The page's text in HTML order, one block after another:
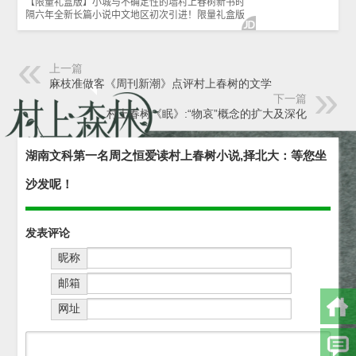
上一篇
麻枝准做客《周刊新潮》点评村上春树的文学
下一篇
村上春树《眠》:“物哀”概念的扩大及深化
湖南文科第一名周之恒爱读村上春树小说,择北大：等您坐
沙发呢！
发表评论
昵称
邮箱
网址